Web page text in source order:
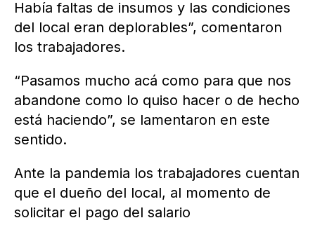
Había faltas de insumos y las condiciones
del local eran deplorables”, comentaron
los trabajadores.
“Pasamos mucho acá como para que nos
abandone como lo quiso hacer o de hecho
está haciendo”, se lamentaron en este
sentido.
Ante la pandemia los trabajadores cuentan
que el dueño del local, al momento de
solicitar el pago del salario